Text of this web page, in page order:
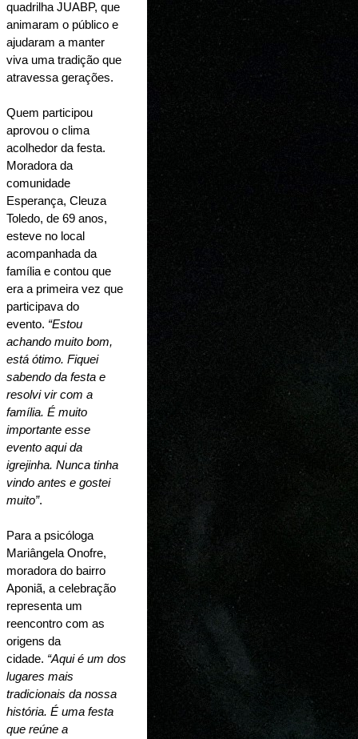
quadrilha JUABP, que
animaram o público e
ajudaram a manter
viva uma tradição que
atravessa gerações.
Quem participou
aprovou o clima
acolhedor da festa.
Moradora da
comunidade
Esperança, Cleuza
Toledo, de 69 anos,
esteve no local
acompanhada da
família e contou que
era a primeira vez que
participava do
evento. “Estou
achando muito bom,
está ótimo. Fiquei
sabendo da festa e
resolvi vir com a
família. É muito
importante esse
evento aqui da
igrejinha. Nunca tinha
vindo antes e gostei
muito”.
Para a psicóloga
Mariângela Onofre,
moradora do bairro
Aponiã, a celebração
representa um
reencontro com as
origens da
cidade. “Aqui é um dos
lugares mais
tradicionais da nossa
história. É uma festa
que reúne a